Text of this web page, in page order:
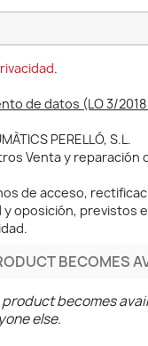
.
de datos (LO 3/
PERELLÓ, S.L.
Venta y reparación
de acceso,
previstos
BECOMES
becomes
else.